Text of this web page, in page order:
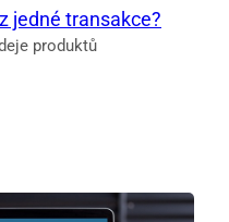
jedné transakce?
produktů